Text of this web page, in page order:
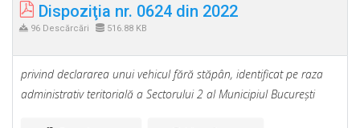
Dispoziţia nr. 0624 din 2022
96 Descărcări 516.88 KB
privind declararea unui vehicul fără stăpân, identificat pe raza
administrativ teritorială a Sectorului 2 al Municipiul Bucureşti